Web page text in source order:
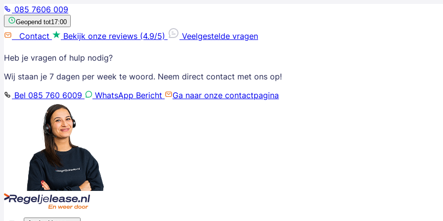
085 7606 009
Geopend tot17:00
Contact Bekijk onze reviews (4.9/5)
Veelgestelde vragen
Heb je vragen of hulp nodig?
Wij staan je 7 dagen per week te woord. Neem direct contact met ons op!
Bel 085 760 6009
WhatsApp Bericht Ga naar onze contactpagina